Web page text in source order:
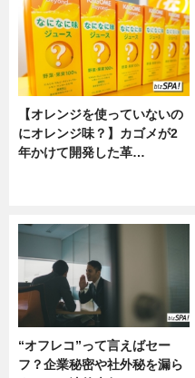
【オレンジを使っていないの
にオレンジ味？】カゴメが2
年かけて開発した革…
“オフレコ”って言えばセー
フ？企業秘密や社外秘を漏ら